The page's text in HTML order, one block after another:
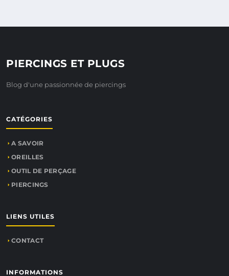
PIERCINGS ET PLUGS
Blog d'une passionnée de piercings
CATÉGORIES
A SAVOIR
OREILLES
OUTIL DE PERÇAGE
PIERCINGS
LIENS UTILES
CONTACT
INFORMATIONS